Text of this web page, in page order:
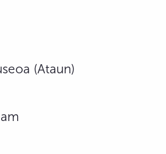
(Ataun)